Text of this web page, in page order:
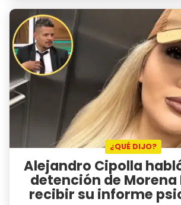
¿QUÉ DIJO?
Alejandro Cipolla
detención de Morena
recibir su informe